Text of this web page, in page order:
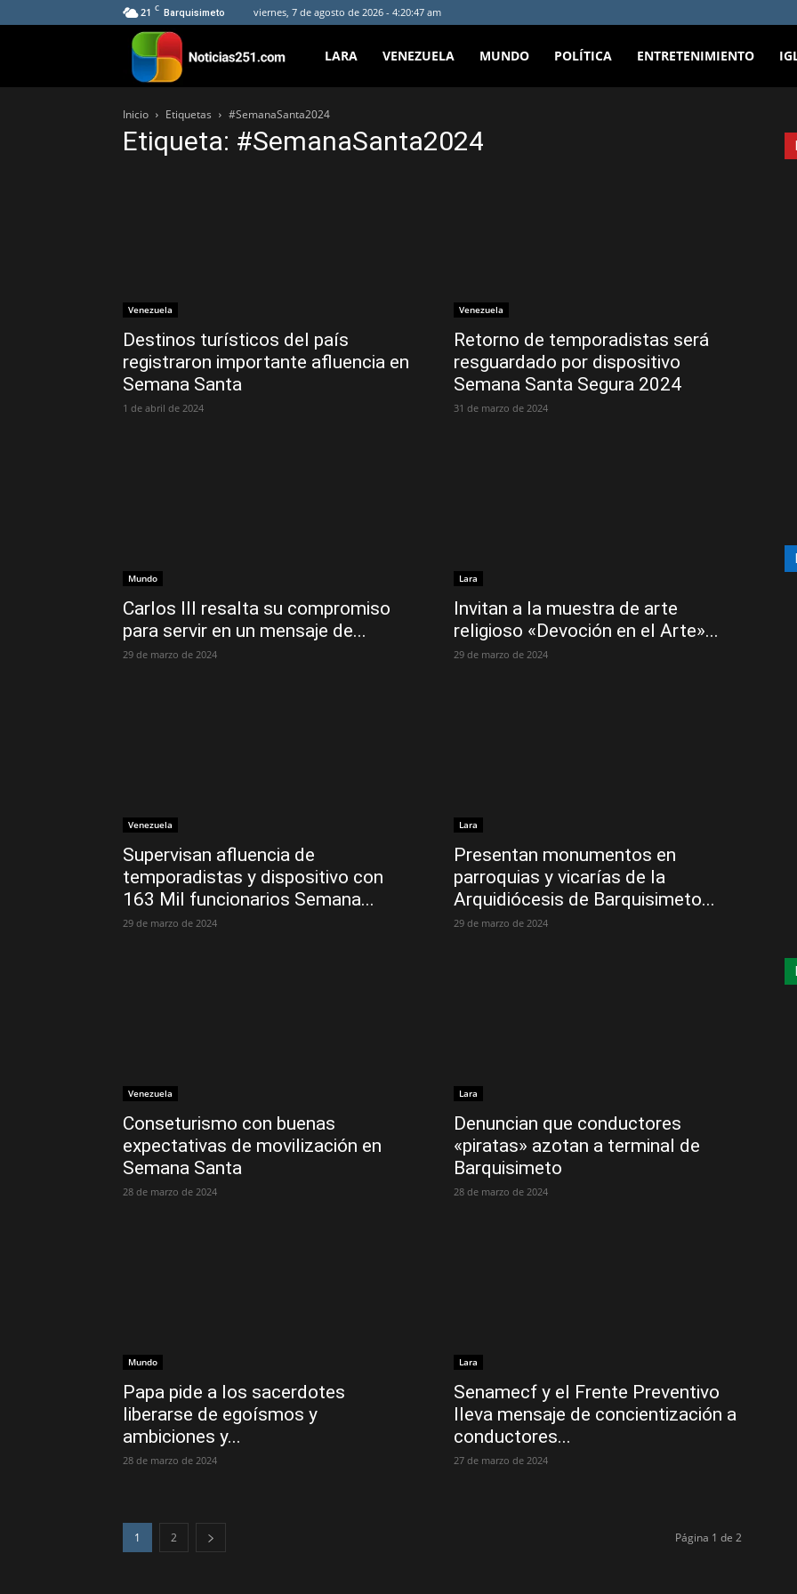
21 C Barquisimeto viernes, 7 de agosto de 2026 - 4:20:47 am
Noticias251
LARA VENEZUELA MUNDO POLÍTICA ENTRETENIMIENTO
Inicio Etiquetas #SemanaSanta2024
Etiqueta: #SemanaSanta2024
Venezuela
Destinos turísticos del país
registraron importante afluencia en
Semana Santa
1 de abril de 2024
Venezuela
Retorno de temporadistas será
resguardado por dispositivo
Semana Santa Segura 2024
31 de marzo de 2024
Mundo
Carlos III resalta su compromiso
para servir en un mensaje de...
29 de marzo de 2024
Lara
Invitan a la muestra de arte
religioso «Devoción en el Arte»...
29 de marzo de 2024
Venezuela
Supervisan afluencia de
temporadistas y dispositivo con
163 Mil funcionarios Semana...
29 de marzo de 2024
Lara
Presentan monumentos en
parroquias y vicarías de la
Arquidiócesis de Barquisimeto...
29 de marzo de 2024
Venezuela
Conseturismo con buenas
expectativas de movilización en
Semana Santa
28 de marzo de 2024
Lara
Denuncian que conductores
«piratas» azotan a terminal de
Barquisimeto
28 de marzo de 2024
Mundo
Papa pide a los sacerdotes
liberarse de egoísmos y
ambiciones y...
28 de marzo de 2024
Lara
Senamecf y el Frente Preventivo
lleva mensaje de concientización a
conductores...
27 de marzo de 2024
1 2 Página 1 de 2